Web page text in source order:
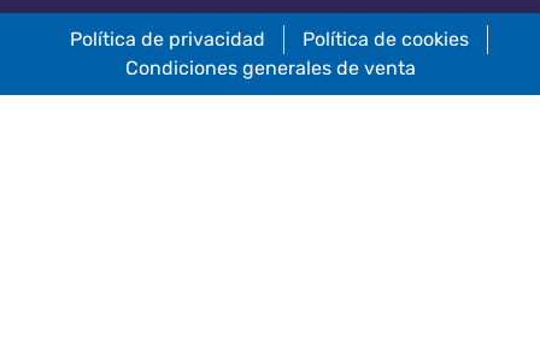
Política de privacidad
Política de cookies
Condiciones generales de venta